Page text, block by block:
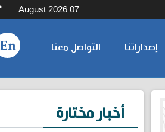
07 August 2026
إصداراتنا التواصل معنا
أخبار مختارة